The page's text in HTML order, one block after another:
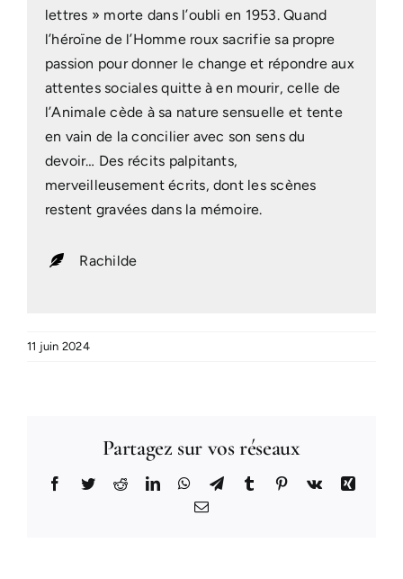
lettres » morte dans l’oubli en 1953. Quand
l’héroïne de l’Homme roux sacrifie sa propre
passion pour donner le change et répondre aux
attentes sociales quitte à en mourir, celle de
l’Animale cède à sa nature sensuelle et tente
en vain de la concilier avec son sens du
devoir… Des récits palpitants,
merveilleusement écrits, dont les scènes
restent gravées dans la mémoire.
Rachilde
11 juin 2024
Partagez sur vos réseaux
Facebook
TwitterRedditLinkedInWhatsApp
TelegramTumblr Pinterest
Vk
Xing
Email